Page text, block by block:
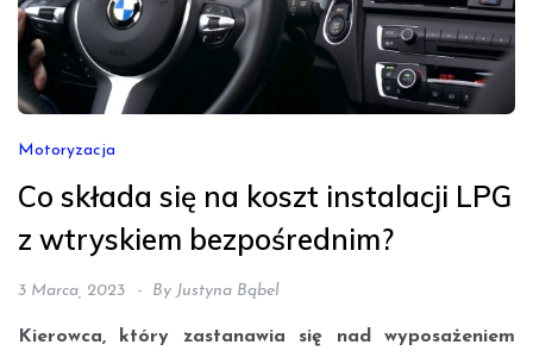
Motoryzacja
Co składa się na koszt instalacji LPG
z wtryskiem bezpośrednim?
3 Marca, 2023 By Justyna Bąbel
Kierowca, który zastanawia się nad wyposażeniem